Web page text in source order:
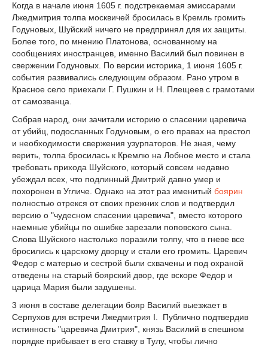
Когда в начале июня 1605 г. подстрекаемая эмиссарами
Лжедмитрия толпа москвичей бросилась в Кремль громить
Годуновых, Шуйский ничего не предпринял для их защиты.
Более того, по мнению Платонова, основанному на
сообщениях иностранцев, именно Василий был повинен в
свержении Годуновых. По версии историка, 1 июня 1605 г.
события развивались следующим образом. Рано утром в
Красное село приехали Г. Пушкин и Н. Плещеев с грамотами
от самозванца.
Собрав народ, они зачитали историю о спасении царевича
от убийц, подосланных Годуновым, о его правах на престол
и необходимости свержения узурпаторов. Не зная, чему
верить, толпа бросилась к Кремлю на Лобное место и стала
требовать прихода Шуйского, который совсем недавно
убеждал всех, что подлинный Дмитрий давно умер и
похоронен в Угличе. Однако на этот раз именитый боярин
полностью отрекся от своих прежних слов и подтвердил
версию о "чудесном спасении царевича", вместо которого
наемные убийцы по ошибке зарезали поповского сына.
Слова Шуйского настолько поразили толпу, что в гневе все
бросились к царскому дворцу и стали его громить. Царевич
Федор с матерью и сестрой были схвачены и под охраной
отведены на старый боярский двор, где вскоре Федор и
царица Мария были задушены.
3 июня в составе делегации бояр Василий выезжает в
Серпухов для встречи Лжедмитрия I. Публично подтвердив
истинность "царевича Дмитрия", князь Василий в спешном
порядке прибывает в его ставку в Тулу, чтобы лично